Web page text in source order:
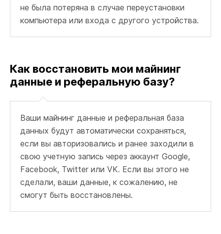
не была потеряна в случае переустановки
компьютера или входа с другого устройства.
Как восстановить мои майнинг
данные и реферальную базу?
Ваши майнинг данные и реферальная база
данных будут автоматически сохраняться,
если вы авторизовались и ранее заходили в
свою учетную запись через аккаунт Google,
Facebook, Twitter или VK. Если вы этого не
сделали, ваши данные, к сожалению, не
смогут быть восстановлены.